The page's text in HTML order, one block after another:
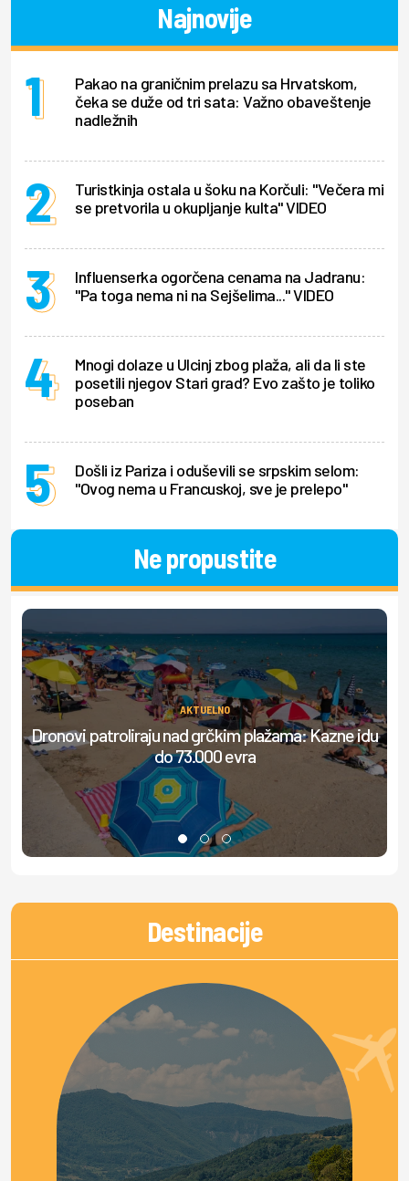
Najnovije
Pakao na graničnim prelazu sa Hrvatskom,
čeka se duže od tri sata: Važno obaveštenje
nadležnih
Turistkinja ostala u šoku na Korčuli: "Večera mi
se pretvorila u okupljanje kulta" VIDEO
Influenserka ogorčena cenama na Jadranu:
"Pa toga nema ni na Sejšelima..." VIDEO
Mnogi dolaze u Ulcinj zbog plaža, ali da li ste
posetili njegov Stari grad? Evo zašto je toliko
poseban
Došli iz Pariza i oduševili se srpskim selom:
"Ovog nema u Francuskoj, sve je prelepo"
Ne propustite
AKTUELNO
Dronovi patroliraju nad grčkim plažama: Kazne idu
do 73.000 evra
Destinacije